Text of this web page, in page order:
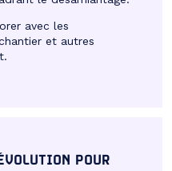
avec les
et autres
POUR